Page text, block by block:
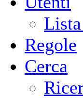
Regole
Cerca